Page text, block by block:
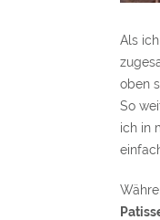
Als
oben
So
ich in